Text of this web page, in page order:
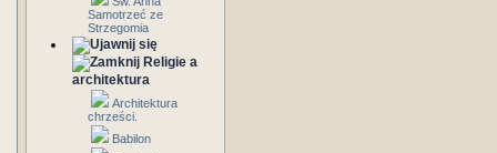
Samotrzeć ze
Strzegomia
Religie a
architektura
Architektura
chrześci.
Babilon